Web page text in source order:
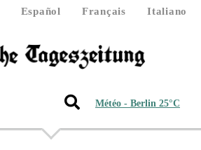
Español Français
Italiano
Météo - Berlin 25°C